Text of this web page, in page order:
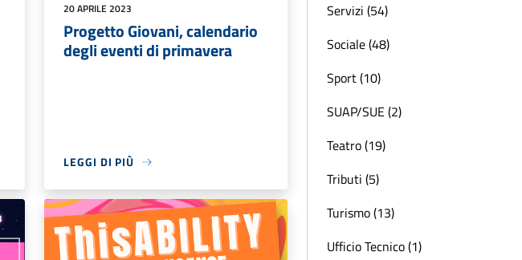
20 APRILE 2023
Progetto Giovani, calendario
degli eventi di primavera
LEGGI DI PIÙ
Servizi (54)
Sociale (48)
Sport (10)
SUAP/SUE (2)
Teatro (19)
Tributi (5)
Turismo (13)
Ufficio Tecnico (1)